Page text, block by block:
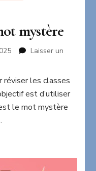
mystère
Laisser un
réviser les classes
est d’utiliser
le mot mystère